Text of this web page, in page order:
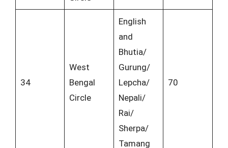
34
West
Bengal
Circle
English
and
Bhutia/
Gurung/
Lepcha/
Nepali/
Rai/
Sherpa/
Tamang
70